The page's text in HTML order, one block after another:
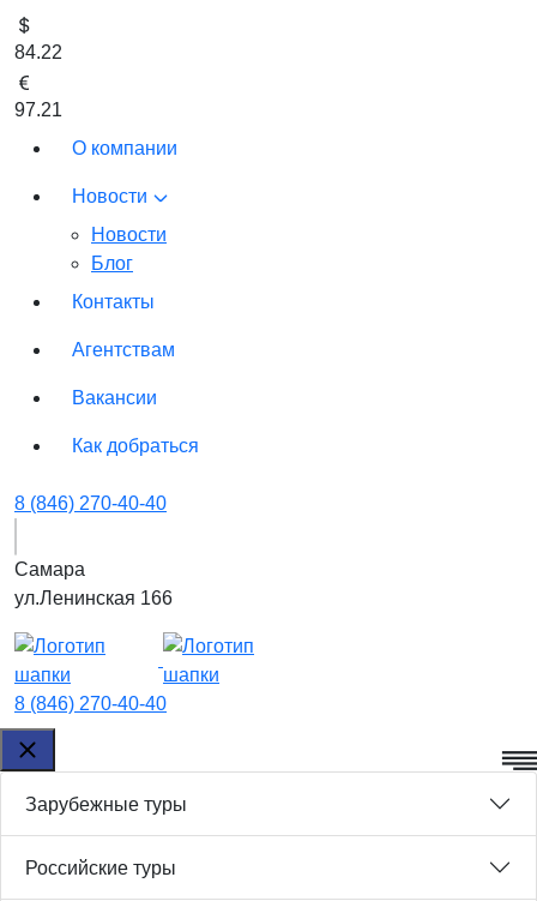
84.22
97.21
О компании
Новости
Новости
Блог
Контакты
Агентствам
Вакансии
Как добраться
8 (846) 270-40-40
Самара
ул.Ленинская 166
8 (846) 270-40-40
Зарубежные туры
Российские туры